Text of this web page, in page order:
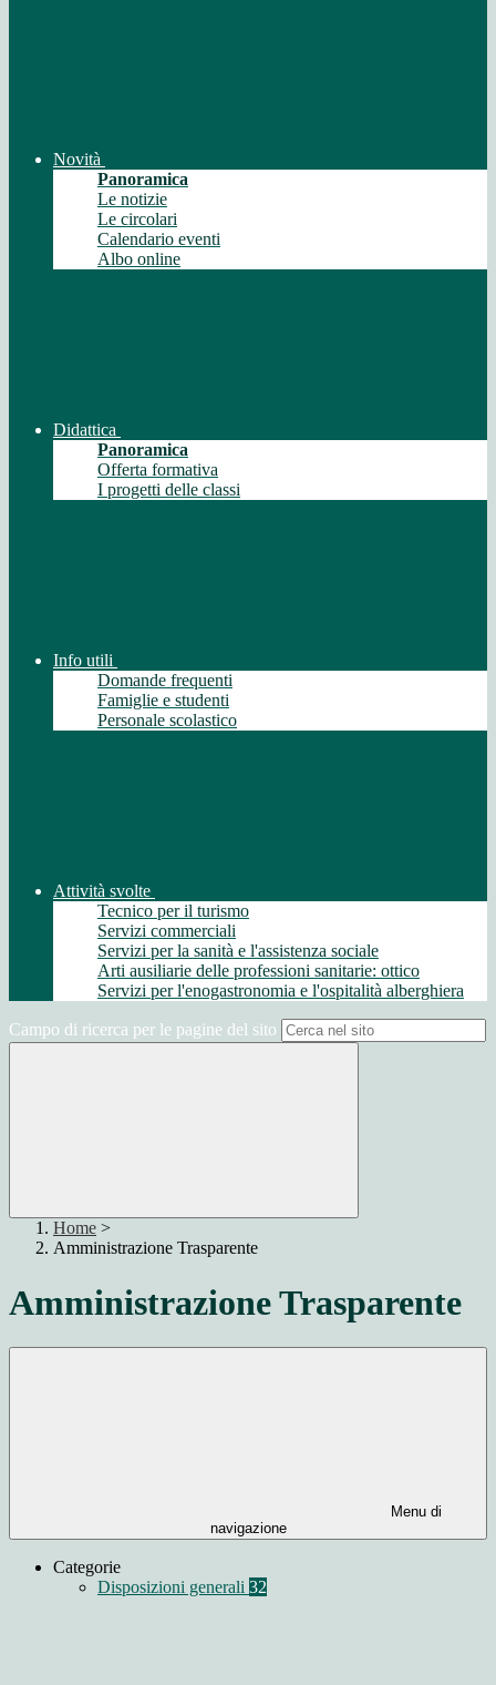
Novità
Panoramica
Le notizie
Le circolari
Calendario eventi
Albo online
Didattica
Panoramica
Offerta formativa
I progetti delle classi
Info utili
Domande frequenti
Famiglie e studenti
Personale scolastico
Attività svolte
Tecnico per il turismo
Servizi commerciali
Servizi per la sanità e l'assistenza sociale
Arti ausiliarie delle professioni sanitarie: ottico
Servizi per l'enogastronomia e l'ospitalità alberghiera
Campo di ricerca per le pagine del sito
Home >
Amministrazione Trasparente
Amministrazione Trasparente
Menu di
navigazione
Categorie
Disposizioni generali 32